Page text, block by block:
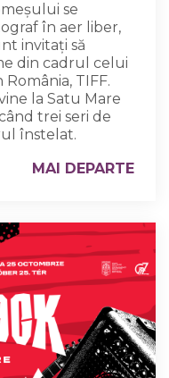
se
în aer liber,
invitați să
din cadrul celui
TIFF.
la Satu Mare
trei seri de
înstelat.
MAI DEPARTE